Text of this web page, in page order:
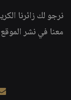
نرجو لك زائرنا
معنا في نشر